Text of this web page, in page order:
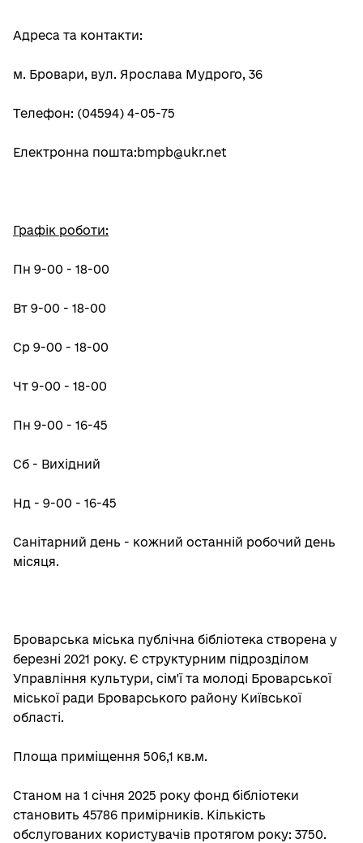
Адреса та контакти:
м. Бровари, вул. Ярослава Мудрого, 36
Телефон: (04594) 4-05-75
Електронна пошта:bmpb@ukr.net
Графік роботи:
Пн 9-00 - 18-00
Вт 9-00 - 18-00
Ср 9-00 - 18-00
Чт 9-00 - 18-00
Пн 9-00 - 16-45
Сб - Вихідний
Нд - 9-00 - 16-45
Санітарний день - кожний останній робочий день
місяця.
Броварська міська публічна бібліотека створена у
березні 2021 року. Є структурним підрозділом
Управління культури, сім'ї та молоді Броварської
міської ради Броварського району Київської
області.
Площа приміщення 506,1 кв.м.
Станом на 1 січня 2025 року фонд бібліотеки
становить 45786 примірників. Кількість
обслугованих користувачів протягом року: 3750.